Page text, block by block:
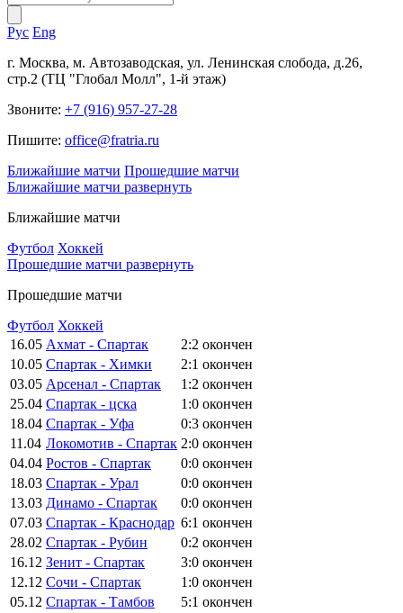
Рус Eng
г. Москва, м. Автозаводская, ул. Ленинская слобода, д.26,
стр.2 (ТЦ "Глобал Молл", 1-й этаж)
Звоните: +7 (916) 957-27-28
Пишите: office@fratria.ru
Ближайшие матчи Прошедшие матчи
Ближайшие матчи развернуть
Ближайшие матчи
Футбол Хоккей
Прошедшие матчи развернуть
Прошедшие матчи
Футбол Хоккей
16.05 Ахмат - Спартак 2:2 окончен
10.05 Спартак - Химки 2:1 окончен
03.05 Арсенал - Спартак 1:2 окончен
25.04 Спартак - цска 1:0 окончен
18.04 Спартак - Уфа 0:3 окончен
11.04 Локомотив - Спартак 2:0 окончен
04.04 Ростов - Спартак 0:0 окончен
18.03 Спартак - Урал 0:0 окончен
13.03 Динамо - Спартак 0:0 окончен
07.03 Спартак - Краснодар 6:1 окончен
28.02 Спартак - Рубин 0:2 окончен
16.12 Зенит - Спартак 3:0 окончен
12.12 Сочи - Спартак 1:0 окончен
05.12 Спартак - Тамбов 5:1 окончен